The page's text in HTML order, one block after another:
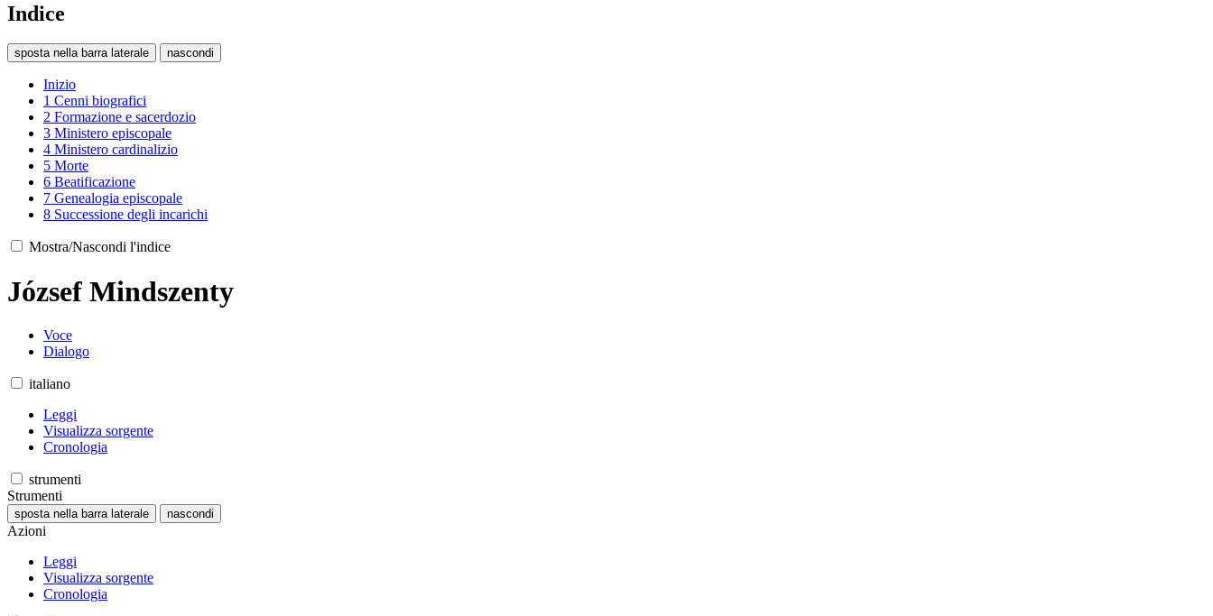
Indice
sposta nella barra laterale nascondi
Inizio
1 Cenni biografici
2 Formazione e sacerdozio
3 Ministero episcopale
4 Ministero cardinalizio
5 Morte
6 Beatificazione
7 Genealogia episcopale
8 Successione degli incarichi
Mostra/Nascondi l'indice
József Mindszenty
Voce
Dialogo
italiano
Leggi
Visualizza sorgente
Cronologia
strumenti
Strumenti
sposta nella barra laterale nascondi
Azioni
Leggi
Visualizza sorgente
Cronologia